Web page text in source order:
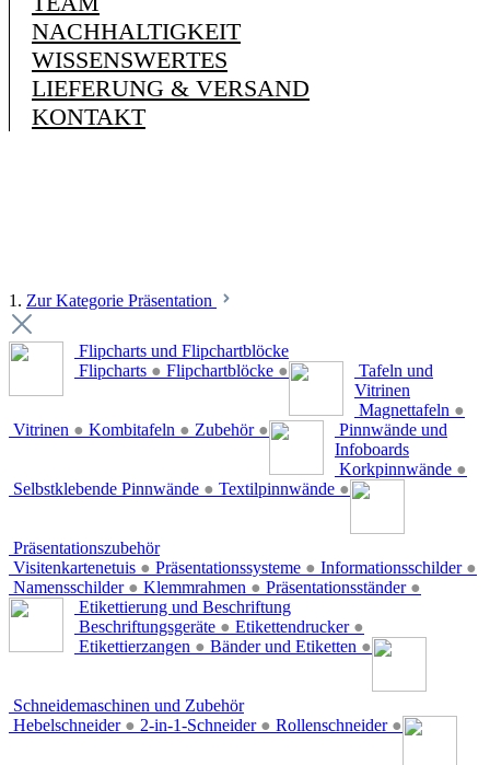
NACHHALTIGKEIT
WISSENSWERTES
LIEFERUNG & VERSAND
KONTAKT
1. Zur Kategorie Präsentation
Flipcharts und Flipchartblöcke
Flipcharts ● Flipchartblöcke ●
Tafeln und
Vitrinen
Magnettafeln ●
Vitrinen ● Kombitafeln ● Zubehör ●
Pinnwände und
Infoboards
Korkpinnwände ●
Selbstklebende Pinnwände ● Textilpinnwände ●
Präsentationszubehör
Visitenkartenetuis ● Präsentationssysteme ● Informationsschilder ●
Namensschilder ● Klemmrahmen ● Präsentationsständer ●
Etikettierung und Beschriftung
Beschriftungsgeräte ● Etikettendrucker ●
Etikettierzangen ● Bänder und Etiketten ●
Schneidemaschinen und Zubehör
Hebelschneider ● 2-in-1-Schneider ● Rollenschneider ●